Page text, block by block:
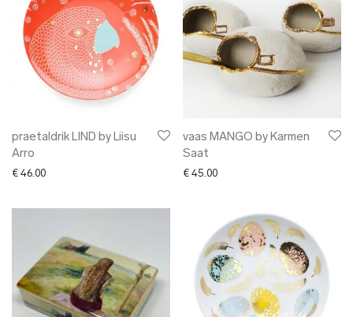
praetaldrik LIND by Liisu
Arro
€ 46.00
vaas MANGO by Karmen
Saat
€ 45.00